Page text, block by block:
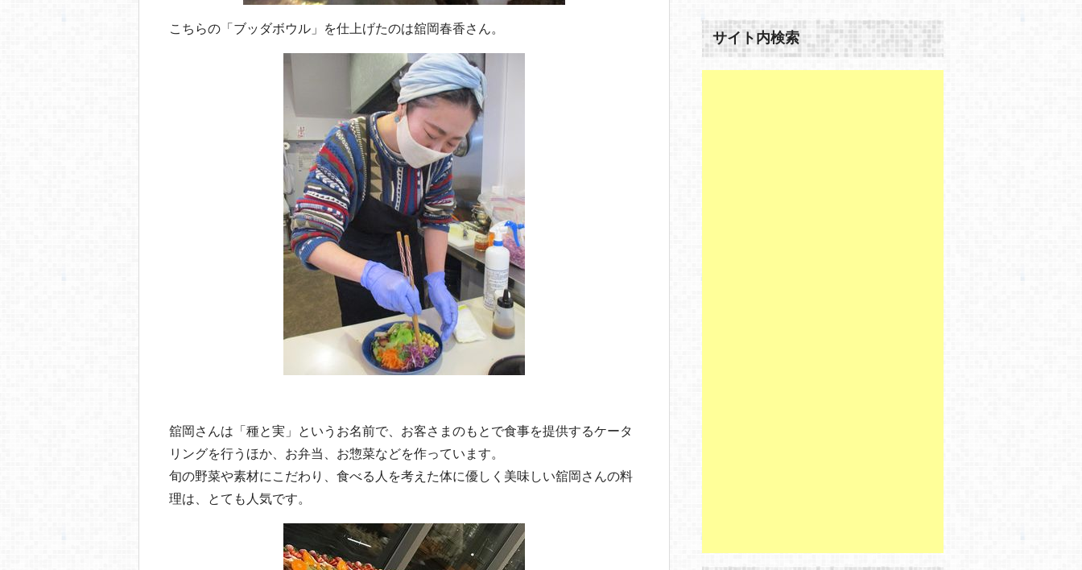
こちらの「ブッダボウル」を仕上げたのは舘岡春香さん。
舘岡さんは「種と実」というお名前で、お客さまのもとで食事を提供するケータ
リングを行うほか、お弁当、お惣菜などを作っています。
旬の野菜や素材にこだわり、食べる人を考えた体に優しく美味しい舘岡さんの料
理は、とても人気です。
サイト内検索